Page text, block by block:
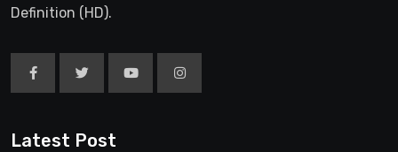
Definition (HD).
Latest Post